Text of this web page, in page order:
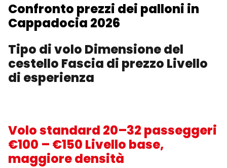
Confronto prezzi dei palloni in
Cappadocia 2026
Tipo di volo Dimensione del
cestello Fascia di prezzo Livello
di esperienza
Volo standard 20–32 passeggeri
€100 – €150 Livello base,
maggiore densità